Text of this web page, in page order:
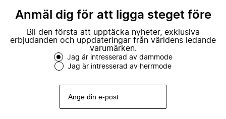
Anmäl dig för att ligga steget före
Bli den första att upptäcka nyheter, exklusiva
erbjudanden och uppdateringar från världens ledande
varumärken.
Jag är intresserad av dammode
Jag är intresserad av herrmode